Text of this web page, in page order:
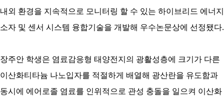
내외 환경을 지속적으로 모니터링 할 수 있는 하이브리드 에너지
소자 및 센서 시스템 융합기술을 개발해 우수논문상에 선정됐다.
장주안 학생은 염료감응형 태양전지의 광활성층에
크기가 다른
이산화티타늄 나노입자를 적절하게 배열해 광산란을 유도함과
동시에 에어로졸 염료를 인위적으로 관성 충돌을 일으켜 이산화